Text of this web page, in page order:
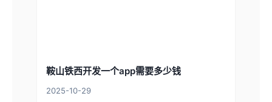
鞍山铁西开发一个app需要多少钱
2025-10-29